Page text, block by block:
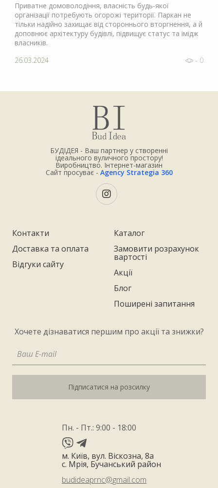
Приватне домоволодіння, власність будь-якої
організації потребують огорожі території. Паркан не
тільки надійно захищає від стороннього вторгнення, а й
доповнює архітектуру будівлі, підвищує статус та імідж
власників.
26.03.2024
- 0
БУДІДЕЯ - Ваш партнер у створенні
ідеального вуличного простору!
Виробництво. Інтернет-магазин
Сайт просуває - Agency Strategia 360
Контакти
Доставка та оплата
Відгуки сайту
Каталог
Замовити розрахунок
вартості
Акції
Блог
Поширені запитання
Хочете дізнаватися першим про акції та знижки?
Підписатися на розсилку
Пн. - Пт.: 9:00 - 18:00
м. Київ, вул. Віскозна, 8а
с. Мрія, Бучанський район
budideaprnc@gmail.com